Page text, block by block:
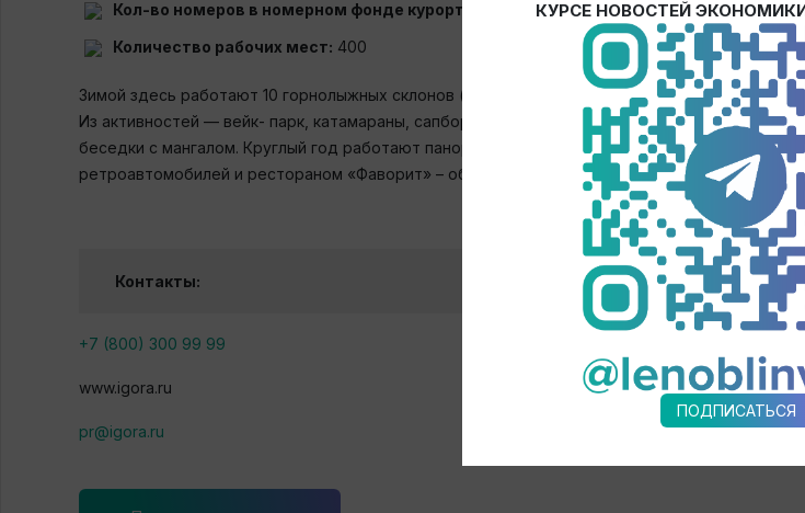
Кол-во номеров в номерном фонде курорта:
Количество рабочих мест: 400
Зимой здесь работают 10 горнолыжных склонов (более 4 км) и трассы для ватрушек.
Из активностей — вейк- парк, катамараны, сапборды. Также есть открытые бассейны,
беседки с мангалом. Круглый год работают панорамный СПА и Ледовый Дворец. Рядом —
ретроавтомобилей и рестораном «Фаворит» – обладатель двух Кубков губернатора
Контакты:
+7 (800) 300 99 99
www.igora.ru
pr@igora.ru
КУРСЕ НОВОСТЕЙ
ПОДПИСАТЬСЯ